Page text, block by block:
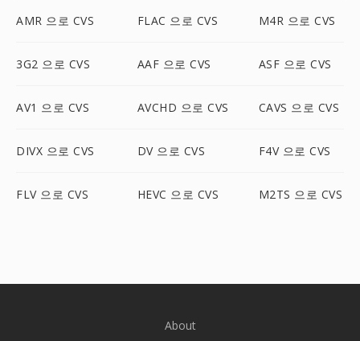
AMR 으로 CVS FLAC 으로 CVS M4R 으로 CVS
3G2 으로 CVS AAF 으로 CVS ASF 으로 CVS
AV1 으로 CVS AVCHD 으로 CVS CAVS 으로 CVS
DIVX 으로 CVS DV 으로 CVS F4V 으로 CVS
FLV 으로 CVS HEVC 으로 CVS M2TS 으로 CVS
About